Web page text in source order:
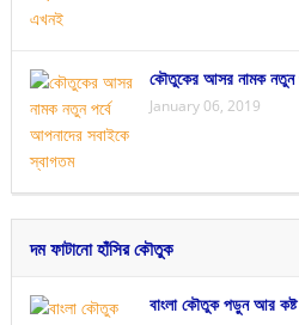
কৌতুকের আসর নামক নতুন
January 06, 2019
দম ফাটানো হাঁসির কৌতুক
বাংলা কৌতুক পড়ুন আর